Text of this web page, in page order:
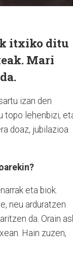
itxiko ditu
Mari
izan den
topo lehenbizi,
doaz, jubilazioa
eta biok.
neu arduratzen
da. Orain
Hain zuzen,